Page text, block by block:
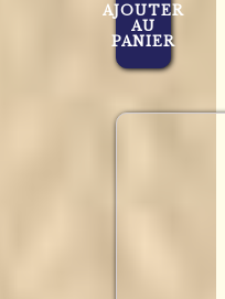
AJOUTER
AU
PANIER